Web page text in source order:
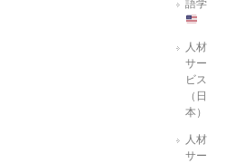
語学
人材
サー
ビス
（日
本）
人材
サー